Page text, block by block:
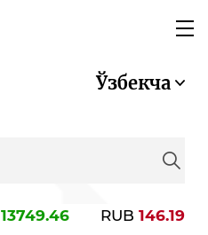
Ўзбекча
13749.46 RUB 146.19